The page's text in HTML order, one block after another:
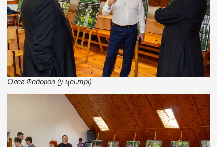
Олег Федоров (у центрі)